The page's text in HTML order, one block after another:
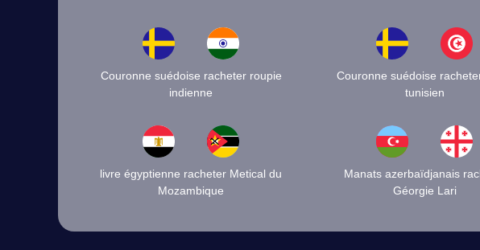
Couronne suédoise racheter roupie
indienne
Couronne suédoise
tunisien
livre égyptienne racheter Metical du
Mozambique
Manats azerbaïdjanais
Géorgie Lari